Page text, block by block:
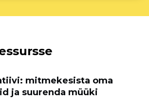
mitmekesista oma
ja suurenda müüki